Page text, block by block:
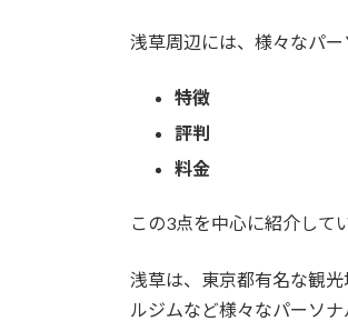
浅草周辺には、様々なパー
特徴
評判
料金
この3点を中心に紹介して
浅草は、東京都有名な観
ルジムなど様々なパーソナ